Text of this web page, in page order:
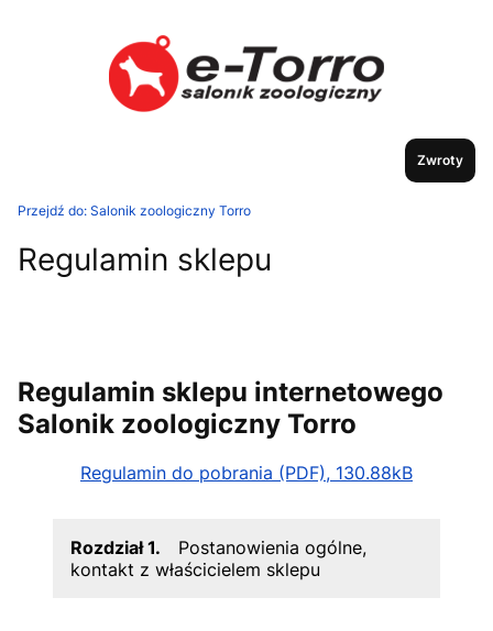
Zwroty
Przejdź do: Salonik zoologiczny Torro
Regulamin sklepu
Regulamin sklepu internetowego
Salonik zoologiczny Torro
Regulamin do pobrania (PDF), 130.88kB
Rozdział 1.
Postanowienia ogólne,
kontakt z właścicielem sklepu